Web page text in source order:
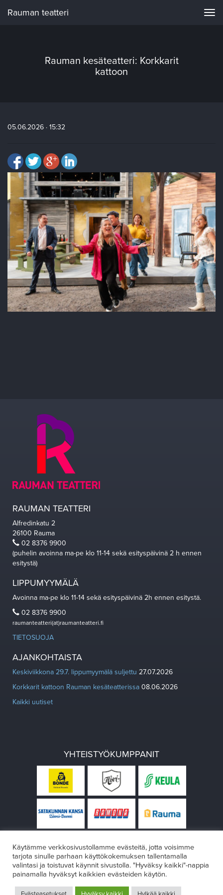
Rauman teatteri
Rauman kesäteatteri: Korkkarit
kattoon
05.06.2026 · 15:32
RAUMAN TEATTERI
Alfredinkatu 2
26100 Rauma
02 8376 9900
(puhelin avoinna ma-pe klo 11-14 sekä esityspäivinä 2 h ennen
esitystä)
LIPPUMYYMÄLÄ
Avoinna ma-pe klo 11-14 sekä esityspäivinä 2h ennen esitystä.
02 8376 9900
raumanteatteri(at)raumanteatteri.fi
TIETOSUOJA
AJANKOHTAISTA
Keskiviikkona 29.7. lippumyymälä suljettu 27.07.2026
Korkkarit kattoon Rauman kesäteatterissa 08.06.2026
Kaikki uutiset
YHTEISTYÖKUMPPANIT
Käytämme verkkosivustollamme evästeitä, jotta voisimme
tarjota sinulle parhaan käyttökokemuksen tallentamalla
valintasi ja toistuvat käynnit sivustolla. "Hyväksy kaikki"-nappia
painamalla hyväksyt kaikkien evästeiden käytön.